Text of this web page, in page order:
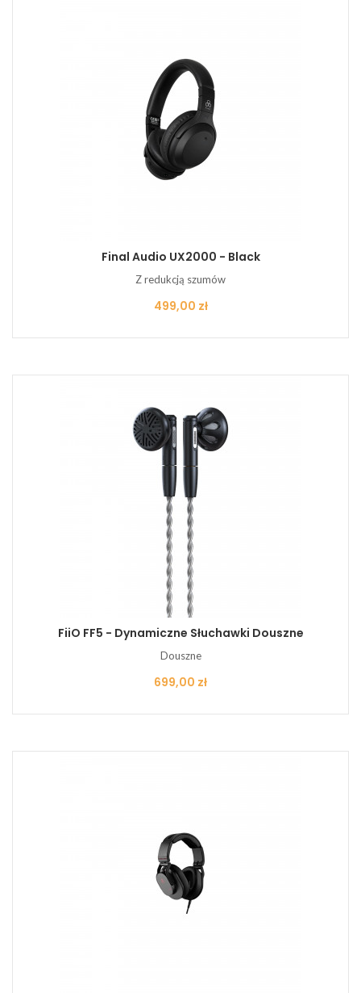
Final Audio UX2000 - Black
Z redukcją szumów
Cena
499,00 zł
FiiO FF5 - Dynamiczne Słuchawki Douszne
Douszne
Cena
699,00 zł